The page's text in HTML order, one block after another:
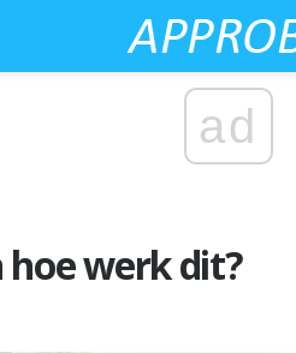
ad
hoe werk dit?